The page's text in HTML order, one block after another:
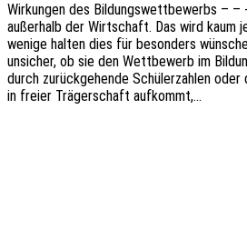
Wirkun­gen des Bildungs­wett­be­werbs –
außer­halb der Wirt­schaft. Das wird kaum
wenige halten dies für beson­ders
unsi­cher, ob sie den Wett­be­werb im
durch zurück­ge­hen­de Schü­ler­zah­len oder
in freier Träger­schaft aufkommt,…